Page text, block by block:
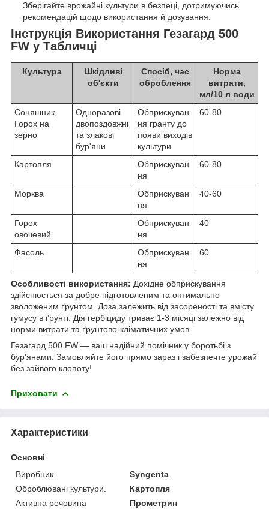
Зберігайте врожайні культури в безпеці, дотримуючись
рекомендацій щодо використання й дозування.
Інструкція Використання Гезагард 500
FW у Табличці
Культура
Шкідливі
об'єкти
Спосіб, час
оброблення
Норма
витрати,
мл/10 л води
Соняшник,
Горох на
зерно
Одноразові
двопоздовжні
та злакові
бур'яни
Обприскуван
ня гранту до
появи виходів
культури
60-80
Картопля
Обприскуван
ня
60-80
Морква
Обприскуван
ня
40-60
Горох
овочевий
Обприскуван
ня
40
Фасоль
Обприскуван
ня
60
Особливості використання: Дохідне обприскування
здійснюється за добре підготовленим та оптимально
зволоженим ґрунтом. Доза залежить від засореності та вмісту
гумусу в ґрунті. Дія гербіциду триває 1-3 місяці залежно від
норми витрати та ґрунтово-кліматичних умов.
Гезагард 500 FW — ваш надійний помічник у боротьбі з
бур'янами. Замовляйте його прямо зараз і забезпечте урожай
без зайвого клопоту!
Приховати
Характеристики
Основні
Виробник
Syngenta
Оброблювані культури.
Картопля
Активна речовина
Прометрин